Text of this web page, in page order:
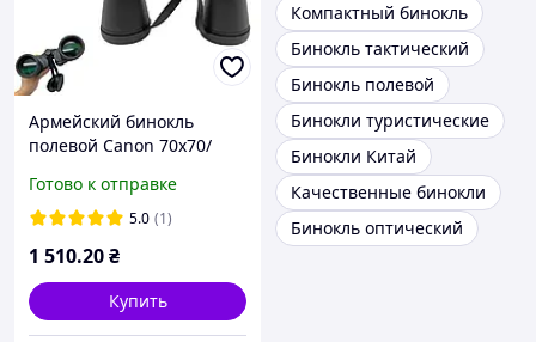
Армейский бинокль
полевой Canon 70х70/
охоты/
Водонепроницаемый
Готово к отправке
5.0 (1)
1 510.20₴
Купить
Компактный бинокль
Бинокль тактический
Бинокль полевой
Бинокли туристические
Бинокли Китай
Качественные бинокли
Бинокль оптический